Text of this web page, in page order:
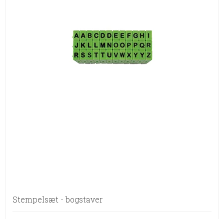
Stempelsæt - bogstaver